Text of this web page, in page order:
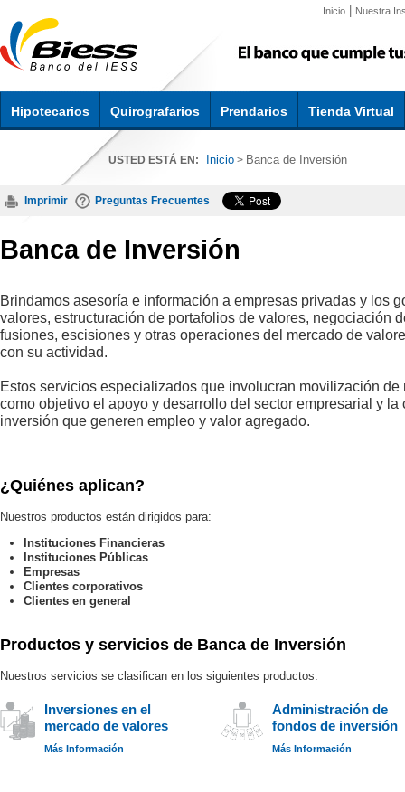
Inicio| Nuestra
Hipotecarios Quirografarios Prendarios Tienda Virtual
USTED ESTÁ EN: Inicio > Banca de Inversión
Imprimir Preguntas Frecuentes
Banca de Inversión
Brindamos asesoría e información a empresas privadas y los
valores, estructuración de portafolios de valores, negociación
fusiones, escisiones y otras operaciones del mercado de
con su actividad.
Estos servicios especializados que involucran movilización
como objetivo el apoyo y desarrollo del sector empresarial y
inversión que generen empleo y valor agregado.
¿Quiénes aplican?
Nuestros productos están dirigidos para:
Instituciones Financieras
Instituciones Públicas
Empresas
Clientes corporativos
Clientes en general
Productos y servicios de Banca de Inversión
Nuestros servicios se clasifican en los siguientes productos:
Inversiones en el
mercado de valores
Más Información
Administración de
fondos de inversión
Más Información